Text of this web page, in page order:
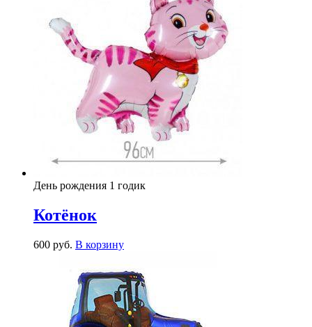
День рождения 1 годик
Котёнок
600 руб. В корзину